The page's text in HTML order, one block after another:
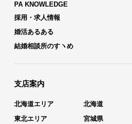
PA KNOWLEDGE
採用・求人情報
婚活あるある
結婚相談所のすヽめ
支店案内
北海道エリア 北海道
東北エリア
宮城県